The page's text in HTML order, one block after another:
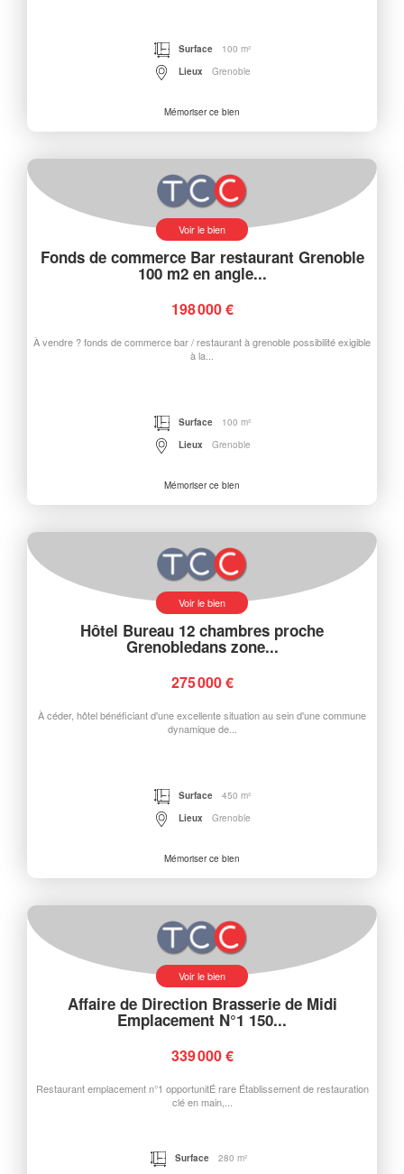
Surface
100 m²
Lieux
Grenoble
Mémoriser ce bien
Voir le bien
Fonds de commerce Bar restaurant Grenoble
100 m2 en angle...
198 000 €
À vendre ? fonds de commerce bar / restaurant à grenoble possibilité exigible
à la...
Surface
100 m²
Lieux
Grenoble
Mémoriser ce bien
Voir le bien
Hôtel Bureau 12 chambres proche
Grenobledans zone...
275 000 €
À céder, hôtel bénéficiant d'une excellente situation au sein d'une commune
dynamique de...
Surface
450 m²
Lieux
Grenoble
Mémoriser ce bien
Voir le bien
Affaire de Direction Brasserie de Midi
Emplacement N°1 150...
339 000 €
Restaurant emplacement n°1 opportunitÉ rare Établissement de restauration
clé en main,...
Surface
280 m²